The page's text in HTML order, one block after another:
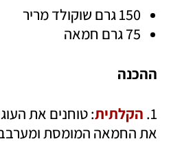
150 גרם שוקולד מריר
75 גרם חמאה
ההכנה
1. הקלתית
את החמאה המומסת